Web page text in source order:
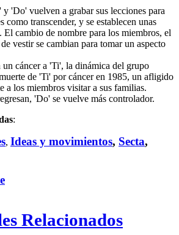
'Do' vuelven a grabar sus lecciones para
como transcender, y se establecen unas
El cambio de nombre para los miembros, el
vestir se cambian para tomar un aspecto
cáncer a 'Ti', la dinámica del grupo
de 'Ti' por cáncer en 1985, un afligido
a los miembros visitar a sus familias.
'Do' se vuelve más controlador.
:
, Ideas y movimientos, Secta,
Relacionados